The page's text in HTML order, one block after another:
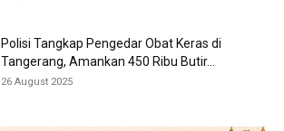
Polisi Tangkap Pengedar Obat Keras di
Tangerang, Amankan 450 Ribu Butir...
26 August 2025